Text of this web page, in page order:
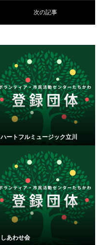
次の記事
ハートフルミュージック立川
しあわせ会